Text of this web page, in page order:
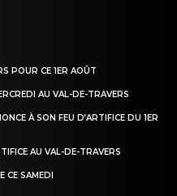
POUR CE 1ER AOÛT
AU VAL-DE-TRAVERS
À SON FEU D’ARTIFICE DU 1ER
AU VAL-DE-TRAVERS
CE SAMEDI